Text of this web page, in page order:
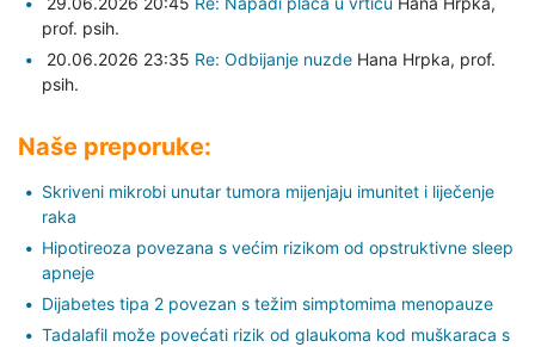
prof. psih.
20.06.2026 23:35 Re: Odbijanje nuzde Hana Hrpka, prof.
psih.
Naše preporuke:
Skriveni mikrobi unutar tumora mijenjaju imunitet i liječenje
raka
Hipotireoza povezana s većim rizikom od opstruktivne sleep
apneje
Dijabetes tipa 2 povezan s težim simptomima menopauze
Tadalafil može povećati rizik od glaukoma kod muškaraca s